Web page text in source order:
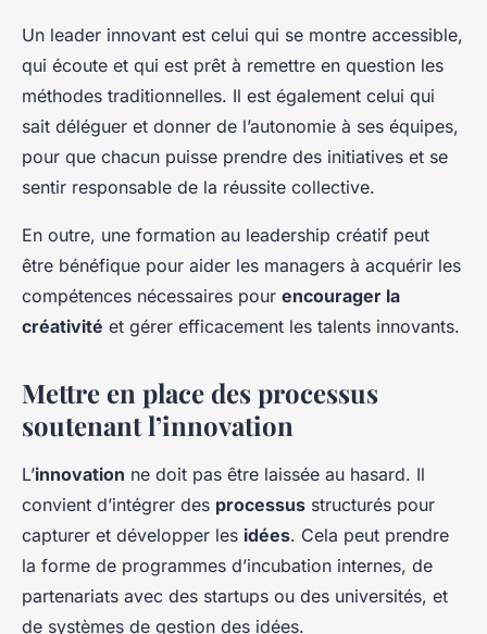
Un leader innovant est celui qui se montre accessible,
qui écoute et qui est prêt à remettre en question les
méthodes traditionnelles. Il est également celui qui
sait déléguer et donner de l’autonomie à ses équipes,
pour que chacun puisse prendre des initiatives et se
sentir responsable de la réussite collective.
En outre, une formation au leadership créatif peut
être bénéfique pour aider les managers à acquérir les
compétences nécessaires pour encourager la
créativité et gérer efficacement les talents innovants.
Mettre en place des processus
soutenant l’innovation
L’innovation ne doit pas être laissée au hasard. Il
convient d’intégrer des processus structurés pour
capturer et développer les idées. Cela peut prendre
la forme de programmes d’incubation internes, de
partenariats avec des startups ou des universités, et
de systèmes de gestion des idées.